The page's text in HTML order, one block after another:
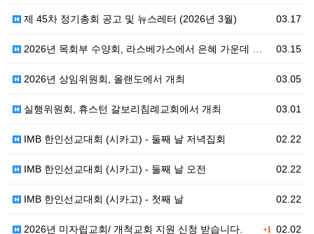
03.17
제 45차 정기총회 공고 및 뉴스레터 (2026년 3월)
03.15
2026년 목회부 수양회, 라스베가스에서 은혜 가운데 열려
03.05
2026년 상임위원회, 올랜도에서 개최
03.01
실행위원회, 휴스턴 갈보리침례교회에서 개최
02.22
IMB 한인선교대회 (시카고) - 둘째 날 저녁집회
02.22
IMB 한인선교대회 (시카고) - 둘째 날 오전
02.22
IMB 한인선교대회 (시카고) - 첫째 날
+1 02.02
2026년 미자립교회/ 개척교회 지원 신청 받습니다.